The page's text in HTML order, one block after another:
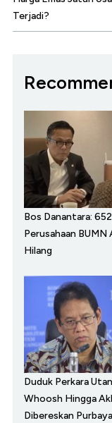
Terjadi?
Bos Danantara: 652
Perusahaan BUMN
Hilang
Duduk Perkara
Whoosh Hingga
Dibereskan Purbaya